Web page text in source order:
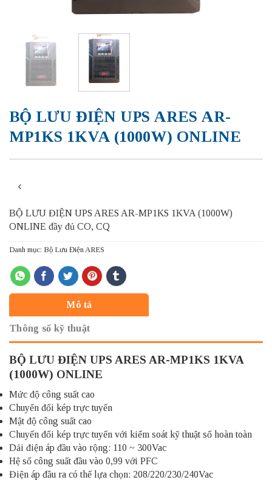
BỘ LƯU ĐIỆN UPS ARES AR-
MP1KS 1KVA (1000W) ONLINE
BỘ LƯU ĐIỆN UPS ARES AR-MP1KS 1KVA (1000W)
ONLINE đầy đủ CO, CQ
Danh mục: Bộ Lưu Điện ARES
Mô tả
Thông số kỹ thuật
BỘ LƯU ĐIỆN UPS ARES AR-MP1KS 1KVA
(1000W) ONLINE
Mức độ công suất cao
Chuyển đổi kép trực tuyến
Mật độ công suất cao
Chuyển đổi kép trực tuyến với kiểm soát kỹ thuật số hoàn toàn
Dải điện áp đầu vào rộng: 110 ~ 300Vac
Hệ số công suất đầu vào 0,99 với PFC
Điện áp đầu ra có thể lựa chọn: 208/220/230/240Vac